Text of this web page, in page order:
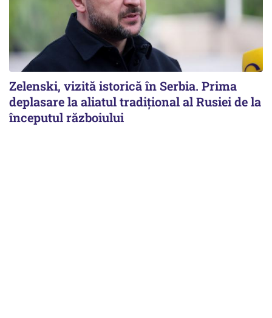
Zelenski, vizită istorică în Serbia. Prima
deplasare la aliatul tradițional al Rusiei de la
începutul războiului